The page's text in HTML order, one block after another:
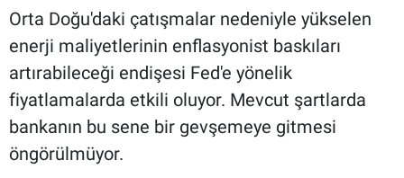
Orta Doğu'daki çatışmalar nedeniyle yükselen
enerji maliyetlerinin enflasyonist baskıları
artırabileceği endişesi Fed'e yönelik
fiyatlamalarda etkili oluyor. Mevcut şartlarda
bankanın bu sene bir gevşemeye gitmesi
öngörülmüyor.